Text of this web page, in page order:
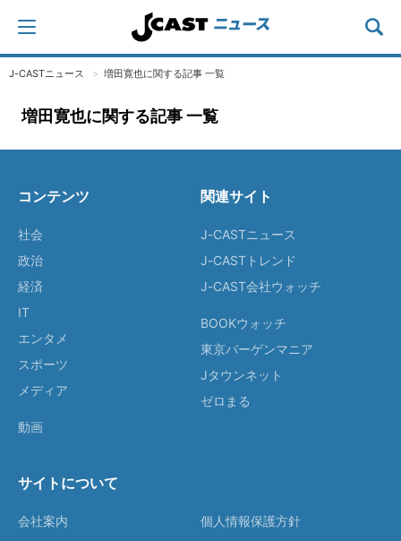
J-CASTニュース 増田寛也に関する記事 一覧
増田寛也に関する記事 一覧
コンテンツ
社会
政治
経済
IT
エンタメ
スポーツ
メディア
動画
関連サイト
J-CASTニュース
J-CASTトレンド
J-CAST会社ウォッチ
BOOKウォッチ
東京バーゲンマニア
Jタウンネット
ゼロまる
サイトについて
会社案内
個人情報保護方針